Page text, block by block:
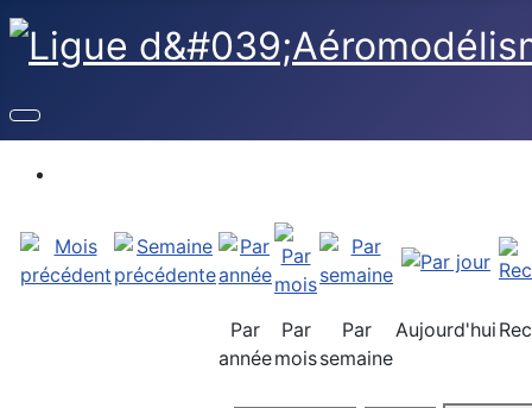
Par
année
Par
mois
Par
semaine
Aujourd'hui